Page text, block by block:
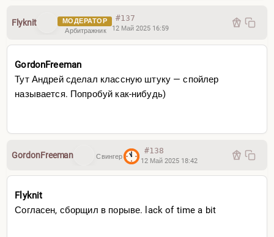
Flyknit
МОДЕРАТОР
Арбитражник
#137
12 Май 2025 16:59
GordonFreeman
Тут Андрей сделал классную штуку — спойлер
называется. Попробуй как-нибудь)
GordonFreeman Свингер
#138
12 Май 2025 18:42
Flyknit
Согласен, сборщил в порыве. lack of time a bit